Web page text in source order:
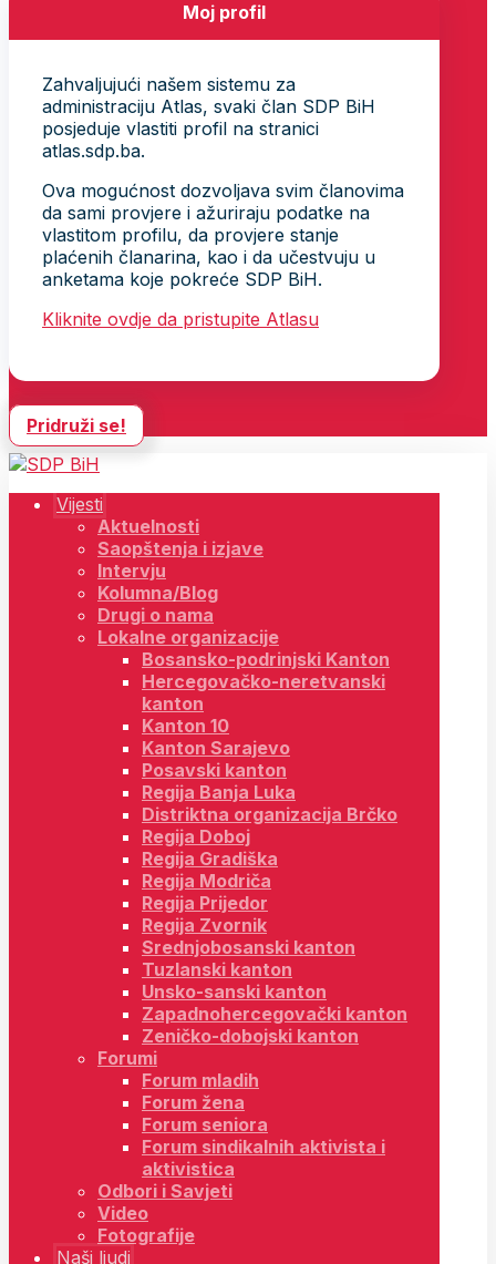
Moj profil
Zahvaljujući našem sistemu za
administraciju Atlas, svaki član SDP BiH
posjeduje vlastiti profil na stranici
atlas.sdp.ba.
Ova mogućnost dozvoljava svim članovima
da sami provjere i ažuriraju podatke na
vlastitom profilu, da provjere stanje
plaćenih članarina, kao i da učestvuju u
anketama koje pokreće SDP BiH.
Kliknite ovdje da pristupite Atlasu
Pridruži se!
Vijesti
Aktuelnosti
Saopštenja i izjave
Intervju
Kolumna/Blog
Drugi o nama
Lokalne organizacije
Bosansko-podrinjski Kanton
Hercegovačko-neretvanski
kanton
Kanton 10
Kanton Sarajevo
Posavski kanton
Regija Banja Luka
Distriktna organizacija Brčko
Regija Doboj
Regija Gradiška
Regija Modriča
Regija Prijedor
Regija Zvornik
Srednjobosanski kanton
Tuzlanski kanton
Unsko-sanski kanton
Zapadnohercegovački kanton
Zeničko-dobojski kanton
Forumi
Forum mladih
Forum žena
Forum seniora
Forum sindikalnih aktivista i
aktivistica
Odbori i Savjeti
Video
Fotografije
Naši ljudi